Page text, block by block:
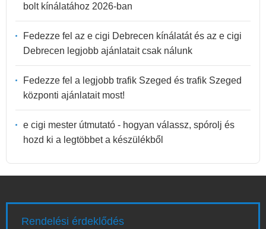
bolt kínálatához 2026-ban
Fedezze fel az e cigi Debrecen kínálatát és az e cigi
Debrecen legjobb ajánlatait csak nálunk
Fedezze fel a legjobb trafik Szeged és trafik Szeged
központi ajánlatait most!
e cigi mester útmutató - hogyan válassz, spórolj és
hozd ki a legtöbbet a készülékből
Rendelési érdeklődés